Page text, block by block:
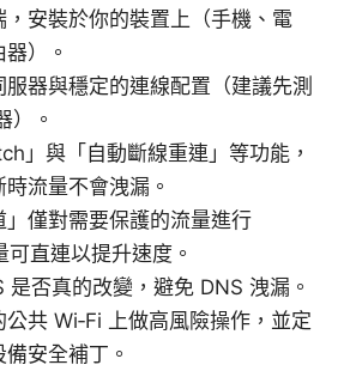
，安裝於你的裝置上（手機、電
）。
器與穩定的連線配置（建議先測
）。
」與「自動斷線重連」等功能，
流量不會洩漏。
」僅對需要保護的流量進行
直連以提升速度。
是否真的改變，避免 DNS 洩漏。
共 Wi‑Fi 上做高風險操作，並定
安全補丁。